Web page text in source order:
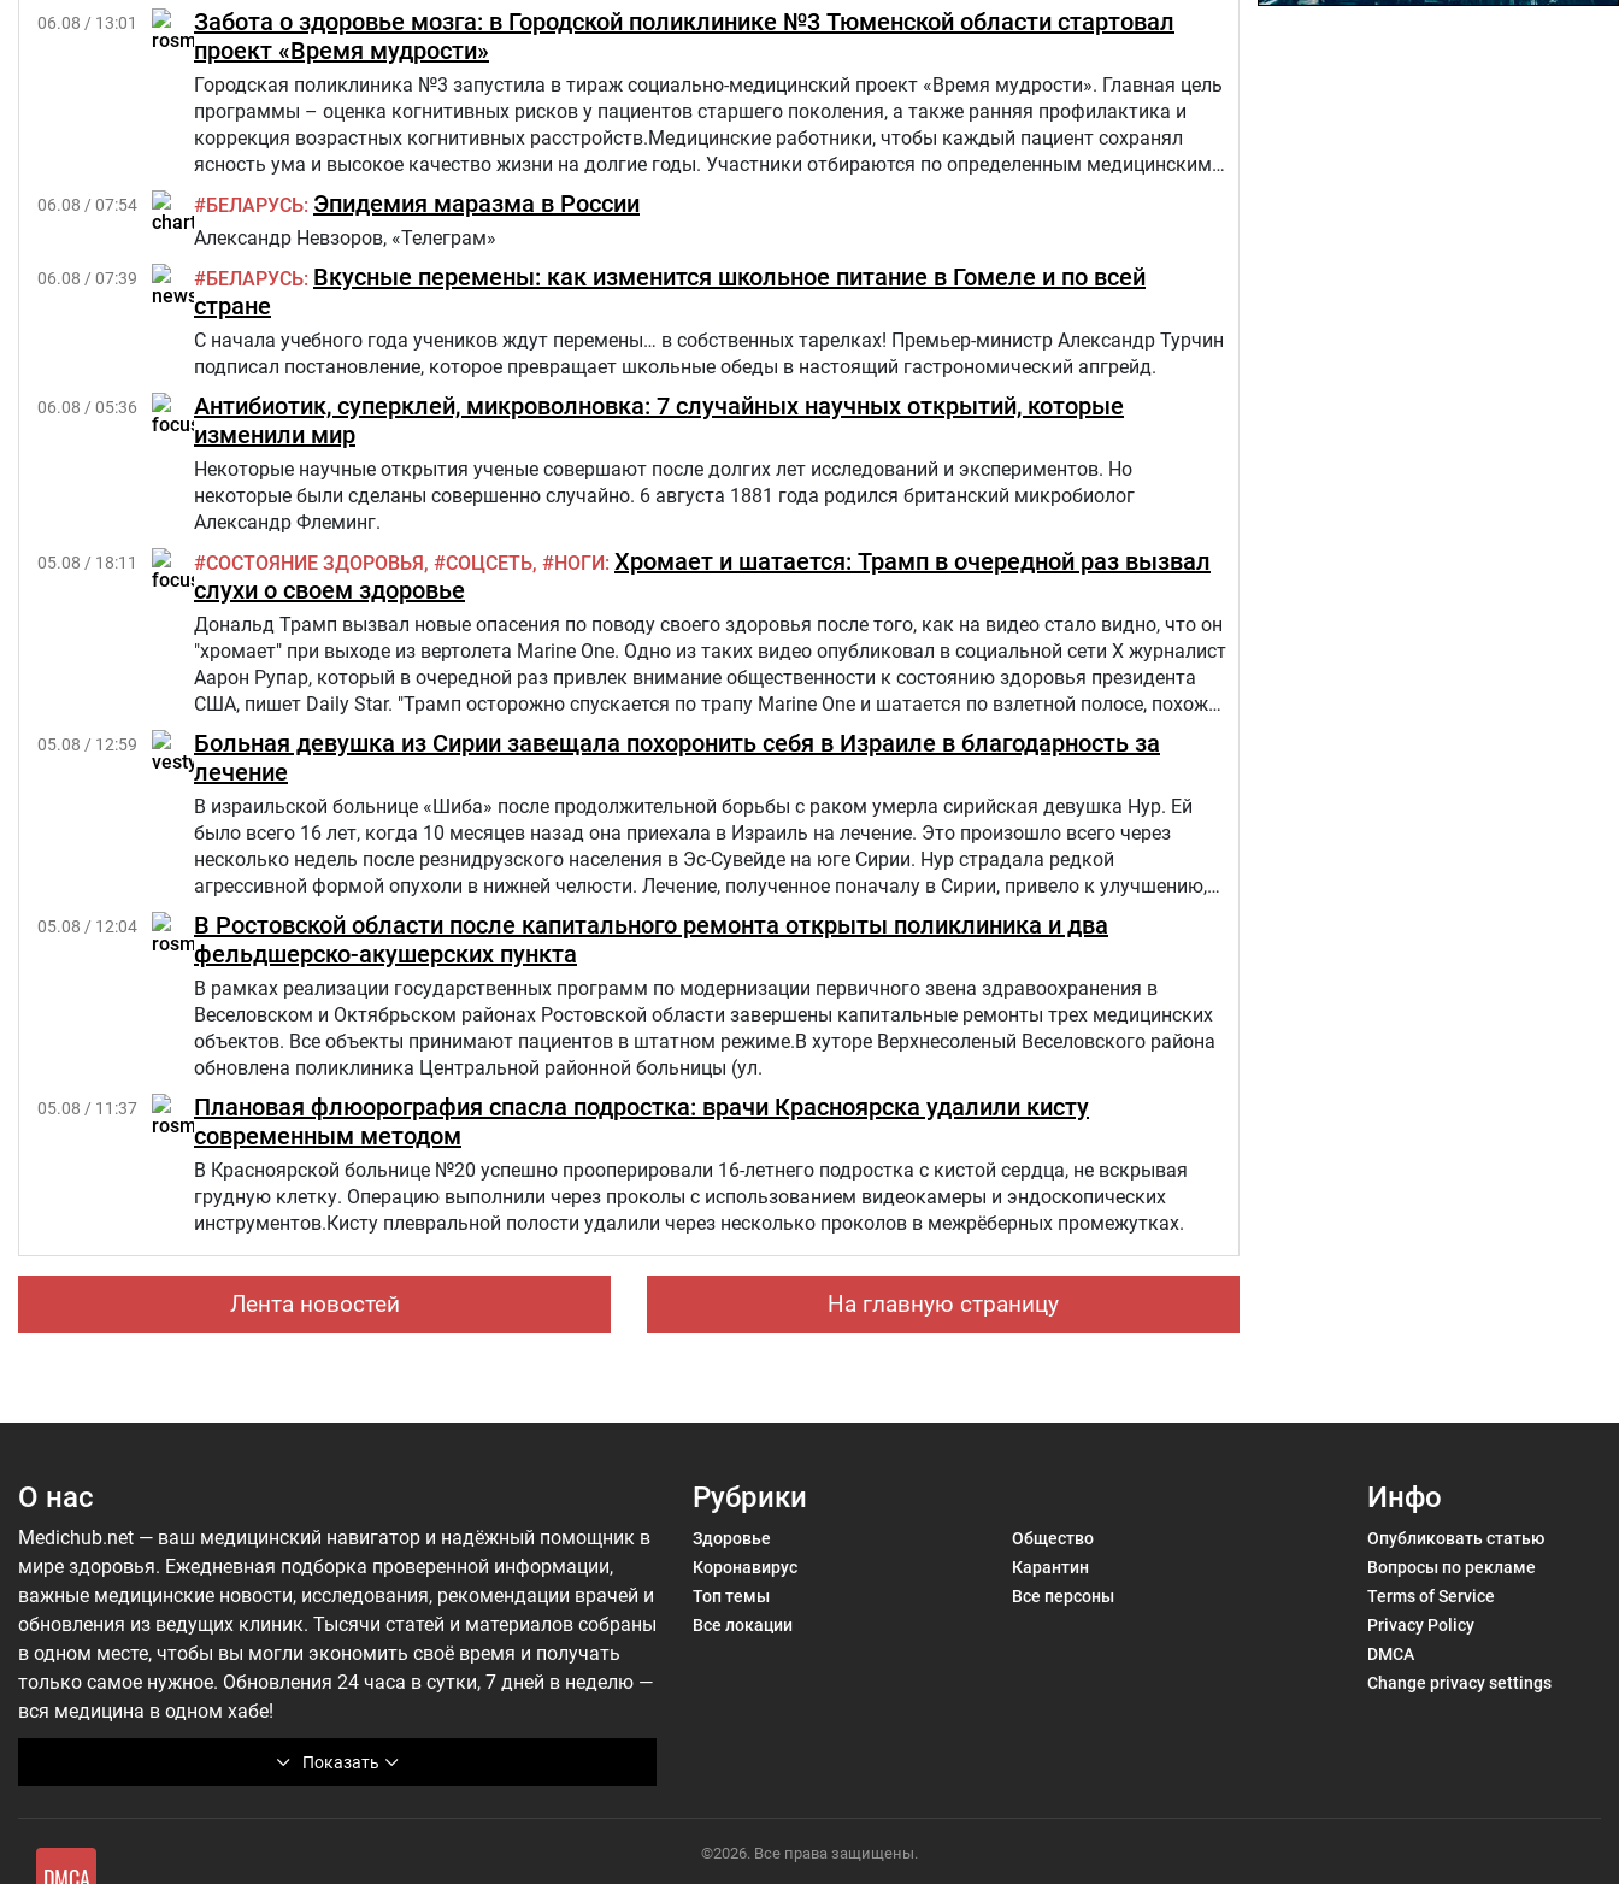
06.08 / 13:01
Забота о здоровье мозга: в Городской поликлинике №3 Тюменской области стартовал
проект «Время мудрости»
Городская поликлиника №3 запустила в тираж социально-медицинский проект «Время мудрости». Главная цель
программы – оценка когнитивных рисков у пациентов старшего поколения, а также ранняя профилактика и
коррекция возрастных когнитивных расстройств.Медицинские работники, чтобы каждый пациент сохранял
ясность ума и высокое качество жизни на долгие годы. Участники отбираются по определенным медицинским
критериям из числа прикрепленного к поликлинике населения.Путь в проекте состоит из трех этапов:1.
06.08 / 07:54 БЕЛАРУСЬ Эпидемия маразма в России
Александр Невзоров, «Телеграм»
06.08 / 07:39 БЕЛАРУСЬ Вкусные перемены: как изменится школьное питание в Гомеле и по всей
стране
С начала учебного года учеников ждут перемены… в собственных тарелках! Премьер-министр Александр Турчин
подписал постановление, которое превращает школьные обеды в настоящий гастрономический апгрейд.
06.08 / 05:36
Антибиотик, суперклей, микроволновка: 7 случайных научных открытий, которые
изменили мир
Некоторые научные открытия ученые совершают после долгих лет исследований и экспериментов. Но
некоторые были сделаны совершенно случайно. 6 августа 1881 года родился британский микробиолог
Александр Флеминг.
05.08 / 18:11 СОСТОЯНИЕ ЗДОРОВЬЯ СОЦСЕТЬ НОГИ Хромает и шатается: Трамп в очередной раз вызвал
слухи о своем здоровье
Дональд Трамп вызвал новые опасения по поводу своего здоровья после того, как на видео стало видно, что он
"хромает" при выходе из вертолета Marine One. Одно из таких видео опубликовал в социальной сети Х журналист
Аарон Рупар, который в очередной раз привлек внимание общественности к состоянию здоровья президента
США, пишет Daily Star. "Трамп осторожно спускается по трапу Marine One и шатается по взлетной полосе, похоже,
слегка прихрамывая", — написал журналист.
05.08 / 12:59
Больная девушка из Сирии завещала похоронить себя в Израиле в благодарность за
лечение
В израильской больнице «Шиба» после продолжительной борьбы с раком умерла сирийская девушка Нур. Ей
было всего 16 лет, когда 10 месяцев назад она приехала в Израиль на лечение. Это произошло всего через
несколько недель после резнидрузского населения в Эс-Сувейде на юге Сирии. Нур страдала редкой
агрессивной формой опухоли в нижней челюсти. Лечение, полученное поначалу в Сирии, привело к улучшению,
но позже произошел рецидив болезни. Нур попала на лечение в «Шибу» в рамках гуманитарного проекта
«Шевет-ахим» («Кровные братья).
05.08 / 12:04
В Ростовской области после капитального ремонта открыты поликлиника и два
фельдшерско-акушерских пункта
В рамках реализации государственных программ по модернизации первичного звена здравоохранения в
Веселовском и Октябрьском районах Ростовской области завершены капитальные ремонты трех медицинских
объектов. Все объекты принимают пациентов в штатном режиме.В хуторе Верхнесоленый Веселовского района
обновлена поликлиника Центральной районной больницы (ул.
05.08 / 11:37
Плановая флюорография спасла подростка: врачи Красноярска удалили кисту
современным методом
В Красноярской больнице №20 успешно прооперировали 16-летнего подростка с кистой сердца, не вскрывая
грудную клетку. Операцию выполнили через проколы с использованием видеокамеры и эндоскопических
инструментов.Кисту плевральной полости удалили через несколько проколов в межрёберных промежутках.
Лента новостей На главную страницу
О нас
Показать
Medichub.net — ваш медицинский навигатор и надёжный помощник в
мире здоровья. Ежедневная подборка проверенной информации,
важные медицинские новости, исследования, рекомендации врачей и
обновления из ведущих клиник. Тысячи статей и материалов собраны
в одном месте, чтобы вы могли экономить своё время и получать
только самое нужное. Обновления 24 часа в сутки, 7 дней в неделю —
вся медицина в одном хабе!
Рубрики
Здоровье
Общество
Коронавирус
Карантин
Топ темы
Все персоны
Все локации
Инфо
Опубликовать статью
Вопросы по рекламе
Terms of Service
Privacy Policy
DMCA
Change privacy settings
©2026. Все права защищены.